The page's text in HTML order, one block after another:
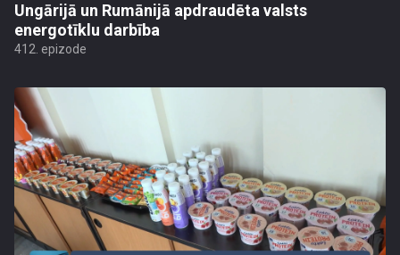
Ungārijā un Rumānijā apdraudēta valsts
energotīklu darbība
412. epizode